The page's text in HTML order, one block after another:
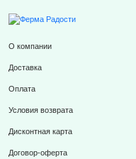
О компании
Доставка
Оплата
Условия возврата
Дисконтная карта
Договор-оферта